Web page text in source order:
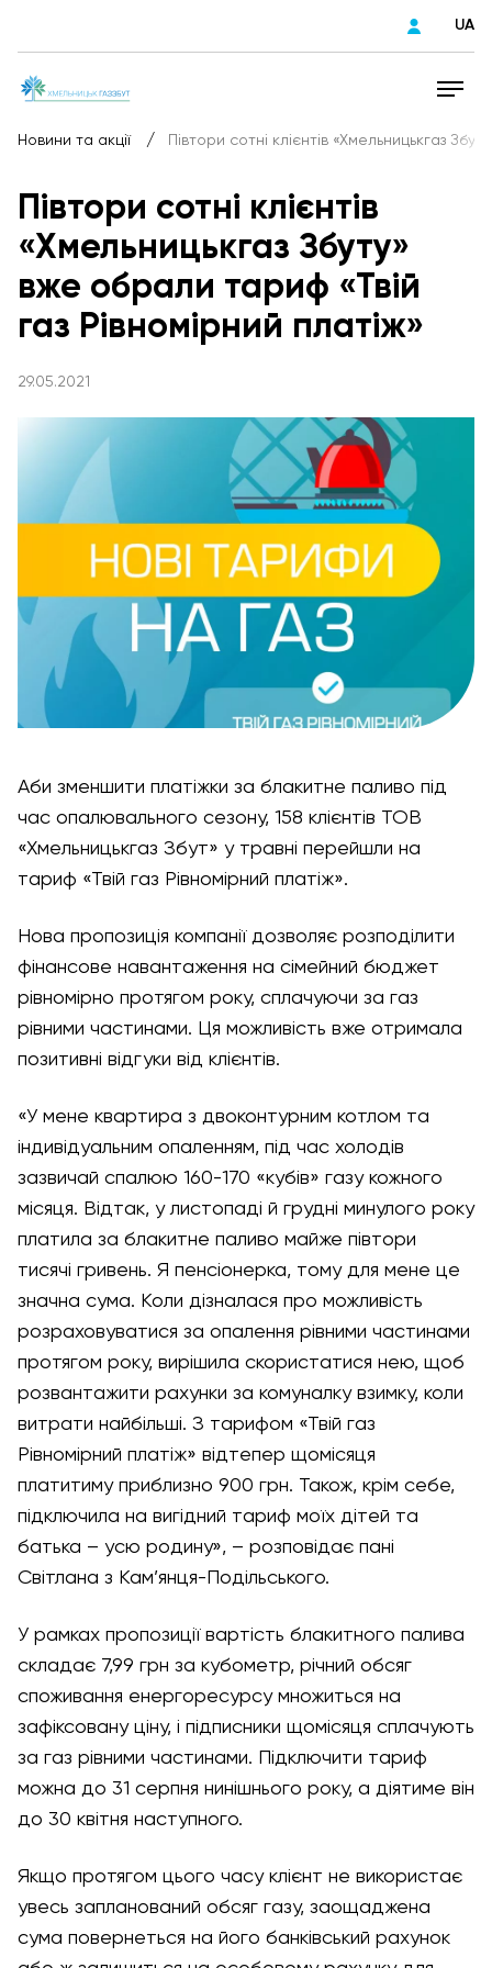
UA
Новини та акції / Півтори сотні клієнтів «Хмельницькгаз
Півтори сотні клієнтів
«Хмельницькгаз Збуту»
вже обрали тариф «Твій
газ Рівномірний платіж»
29.05.2021
Аби зменшити платіжки за блакитне паливо під
час опалювального сезону, 158 клієнтів ТОВ
«Хмельницькгаз Збут» у травні перейшли на
тариф «Твій газ Рівномірний платіж».
Нова пропозиція компанії дозволяє розподілити
фінансове навантаження на сімейний бюджет
рівномірно протягом року, сплачуючи за газ
рівними частинами. Ця можливість вже отримала
позитивні відгуки від клієнтів.
«У мене квартира з двоконтурним котлом та
індивідуальним опаленням, під час холодів
зазвичай спалюю 160-170 «кубів» газу кожного
місяця. Відтак, у листопаді й грудні минулого року
платила за блакитне паливо майже півтори
тисячі гривень. Я пенсіонерка, тому для мене це
значна сума. Коли дізналася про можливість
розраховуватися за опалення рівними частинами
протягом року, вирішила скористатися нею, щоб
розвантажити рахунки за комуналку взимку, коли
витрати найбільші. З тарифом «Твій газ
Рівномірний платіж» відтепер щомісяця
платитиму приблизно 900 грн. Також, крім себе,
підключила на вигідний тариф моїх дітей та
батька – усю родину», – розповідає пані
Світлана з Кам’янця-Подільського.
У рамках пропозиції вартість блакитного палива
складає 7,99 грн за кубометр, річний обсяг
споживання енергоресурсу множиться на
зафіксовану ціну, і підписники щомісяця сплачують
за газ рівними частинами. Підключити тариф
можна до 31 серпня нинішнього року, а діятиме він
до 30 квітня наступного.
Якщо протягом цього часу клієнт не використає
увесь запланований обсяг газу, заощаджена
сума повернеться на його банківський рахунок